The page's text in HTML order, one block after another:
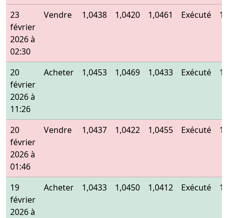
23
février
2026 à
02:30
Vendre 1,0438 1,0420 1,0461 Exécuté
20
février
2026 à
11:26
Acheter 1,0453 1,0469 1,0433 Exécuté
20
février
2026 à
01:46
Vendre 1,0437 1,0422 1,0455 Exécuté
19
février
2026 à
Acheter 1,0433 1,0450 1,0412 Exécuté